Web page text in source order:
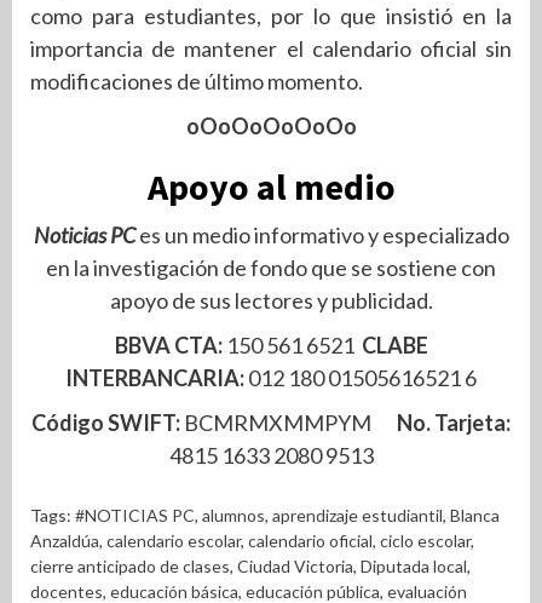
como para estudiantes, por lo que insistió en la
importancia de mantener el calendario oficial sin
modificaciones de último momento.
oOoOoOoOoOo
Apoyo al medio
Noticias PCes un medio informativo y especializado
en la investigación de fondo que se sostiene con
apoyo de sus lectores y publicidad.
BBVA CTA: 150 561 6521 CLABE
INTERBANCARIA:012 180 01505616521 6
Código SWIFT: BCMRMXMMPYM No. Tarjeta:
4815 1633 2080 9513
Tags: #NOTICIAS PC, alumnos, aprendizaje estudiantil, Blanca
Anzaldúa, calendario escolar, calendario oficial, ciclo escolar,
cierre anticipado de clases, Ciudad Victoria, Diputada local,
docentes, educación básica, educación pública, evaluación